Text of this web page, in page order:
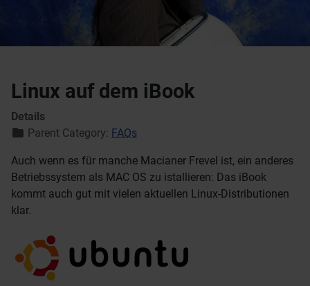
Linux auf dem iBook
Details
Parent Category: FAQs
Auch wenn es für manche Macianer Frevel ist, ein anderes
Betriebssystem als MAC OS zu istallieren: Das iBook
kommt auch gut mit vielen aktuellen Linux-Distributionen
klar.